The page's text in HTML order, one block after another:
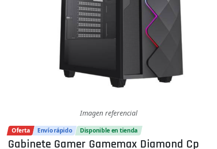
Imagen referencial
Oferta Envío rápido Disponible en tienda
Gabinete Gamer Gamemax Diamond Cp